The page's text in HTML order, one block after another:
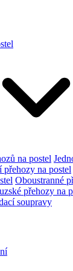
na postel
přehozy na postel
Oboustranné
přehozy na
soupravy